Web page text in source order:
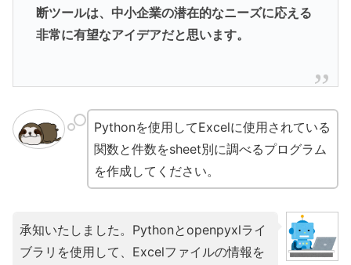
断ツールは、中小企業の潜在的なニーズに応える
非常に有望なアイデアだと思います。
Pythonを使用してExcelに使用されている
関数と件数をsheet別に調べるプログラム
を作成してください。
承知いたしました。Pythonとopenpyxlライ
ブラリを使用して、Excelファイルの情報を